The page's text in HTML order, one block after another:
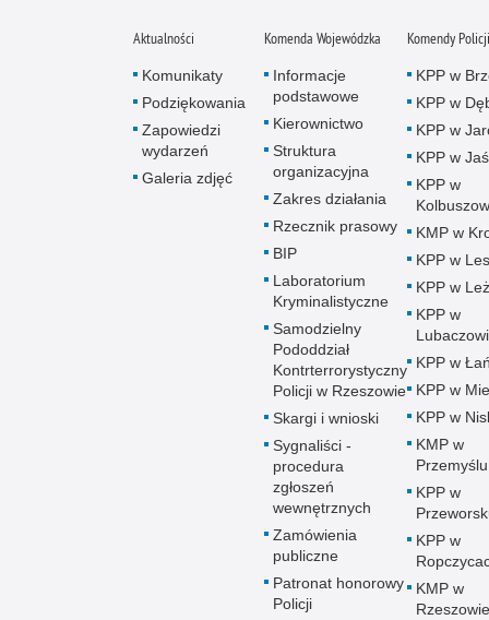
Aktualności
Komunikaty
Podziękowania
Zapowiedzi
wydarzeń
Galeria zdjęć
Komenda Wojewódzka
Informacje
podstawowe
Kierownictwo
Struktura
organizacyjna
Zakres działania
Rzecznik prasowy
BIP
Laboratorium
Kryminalistyczne
Samodzielny
Pododdział
Kontrterrorystyczny
Policji w Rzeszowie
Skargi i wnioski
Sygnaliści -
procedura
zgłoszeń
wewnętrznych
Zamówienia
publiczne
Patronat honorowy
Policji
Komendy Policji
KPP w
KPP w
KPP w
KPP w
KPP w
KMP w
KPP w
KPP w
KPP w
KPP w
KPP w
KPP w
KMP w
Przemyślu
KPP w
KPP w
KMP w
Rzeszowie